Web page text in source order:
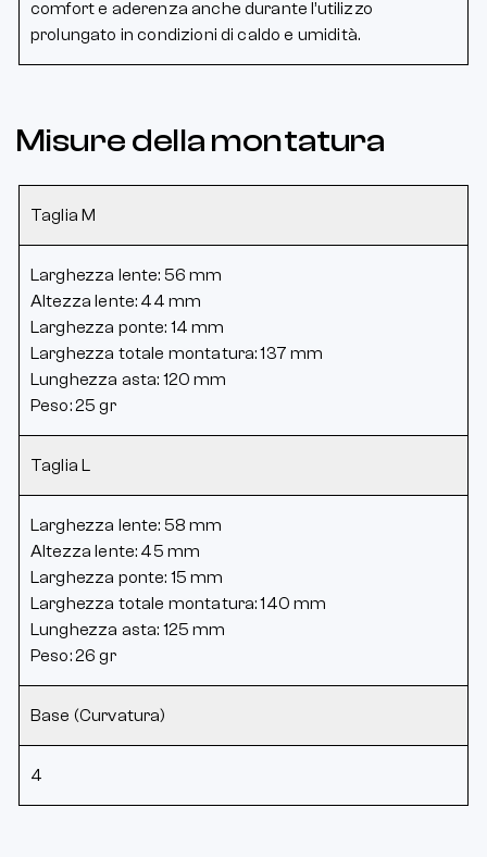
comfort e aderenza anche durante l’utilizzo
prolungato in condizioni di caldo e umidità.
Misure della montatura
Taglia M
Larghezza lente: 56 mm
Altezza lente: 44 mm
Larghezza ponte: 14 mm
Larghezza totale montatura: 137 mm
Lunghezza asta: 120 mm
Peso: 25 gr
Taglia L
Larghezza lente: 58 mm
Altezza lente: 45 mm
Larghezza ponte: 15 mm
Larghezza totale montatura: 140 mm
Lunghezza asta: 125 mm
Peso: 26 gr
Base (Curvatura)
4